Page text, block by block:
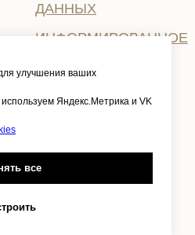
улучшения ваших
Яндекс.Метрика и VK
все
ДАННЫХ
ИНФОРМИРОВАННОЕ
ОБРАБОТКУ
ПЕРСОНАЛЬНЫХ
ПОЛИТИКА
ИСПОЛЬЗОВАНИЯ